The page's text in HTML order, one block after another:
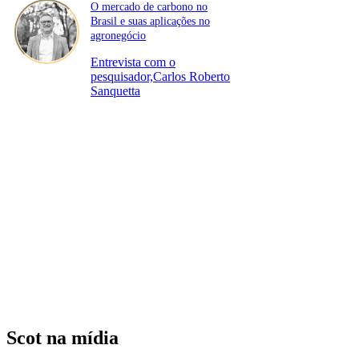
O mercado de carbono no
Brasil e suas aplicações no
agronegócio
Entrevista com o
pesquisador,Carlos Roberto
Sanquetta
Scot na mídia